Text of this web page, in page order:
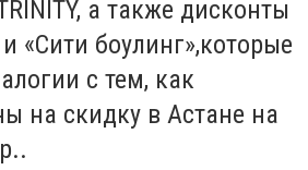
а также дисконты
«Сити боулинг»,которые
с тем, как
на скидку в Астане на